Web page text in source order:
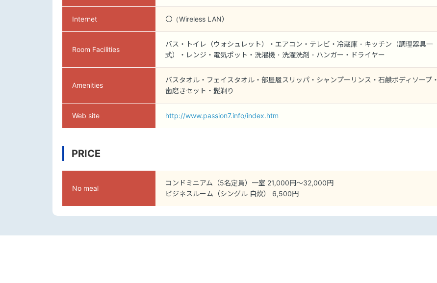
Internet 〇（Wireless LAN）
Room Facilities
バス・トイレ（ウォシュレット）・エアコン・テレビ・冷蔵庫・キッチン（調理器具一
式）・レンジ・電気ポット・洗濯機・洗濯洗剤・ハンガー・ドライヤー
Amenities
バスタオル・フェイスタオル・部屋履スリッパ・シャンプーリンス・石鹸ボディソープ・
歯磨きセット・髭剃り
Web site http://www.passion7.info/index.htm
PRICE
No meal
コンドミニアム（5名定員）一室 21,000円～32,000円
ビジネスルーム（シングル 自炊） 6,500円